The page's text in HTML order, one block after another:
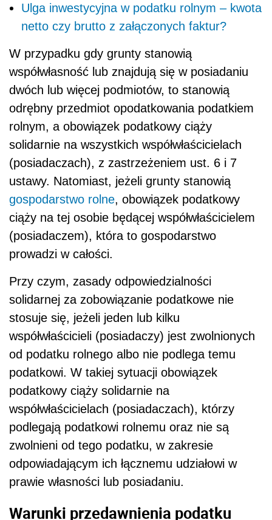
Ulga inwestycyjna w podatku rolnym – kwota
netto czy brutto z załączonych faktur?
W przypadku gdy grunty stanowią
współwłasność lub znajdują się w posiadaniu
dwóch lub więcej podmiotów, to stanowią
odrębny przedmiot opodatkowania podatkiem
rolnym, a obowiązek podatkowy ciąży
solidarnie na wszystkich współwłaścicielach
(posiadaczach), z zastrzeżeniem ust. 6 i 7
ustawy. Natomiast, jeżeli grunty stanowią
gospodarstwo rolne, obowiązek podatkowy
ciąży na tej osobie będącej współwłaścicielem
(posiadaczem), która to gospodarstwo
prowadzi w całości.
Przy czym, zasady odpowiedzialności
solidarnej za zobowiązanie podatkowe nie
stosuje się, jeżeli jeden lub kilku
współwłaścicieli (posiadaczy) jest zwolnionych
od podatku rolnego albo nie podlega temu
podatkowi. W takiej sytuacji obowiązek
podatkowy ciąży solidarnie na
współwłaścicielach (posiadaczach), którzy
podlegają podatkowi rolnemu oraz nie są
zwolnieni od tego podatku, w zakresie
odpowiadającym ich łącznemu udziałowi w
prawie własności lub posiadaniu.
Warunki przedawnienia podatku